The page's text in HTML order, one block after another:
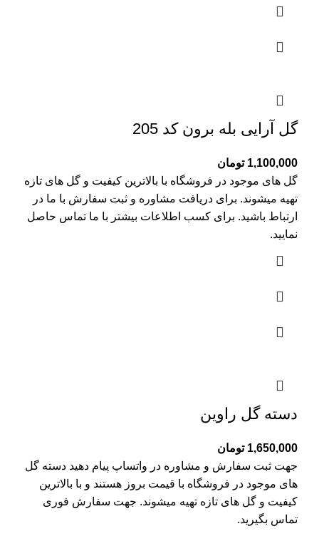
گل آرایی بله برون کد 205
1,100,000 تومان
گل های موجود در فروشگاه با بالاترین کیفیت و گل های تازه
تهیه میشوند. برای دریافت مشاوره و ثبت سفارش با ما در
ارتباط باشید. برای کسب اطلاعات بیشتر با ما تماس حاصل
نمایید.
دسته گل راوین
1,650,000 تومان
جهت ثبت سفارش و مشاوره در واتساپ پیام دهید دسته گل
های موجود در فروشگاه با قیمت بروز هستند و با بالاترین
کیفیت و گل های تازه تهیه میشوند. جهت سفارش فوری
تماس بگیرید.